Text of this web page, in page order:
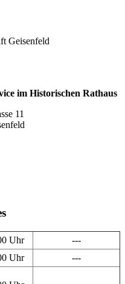
Geisenfeld
im Historischen Rathaus
11
Uhr
---
Uhr ---